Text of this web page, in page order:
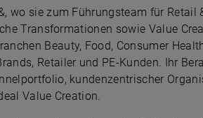
wo sie zum Führungsteam für Retail
Transformationen sowie Value
Beauty, Food, Consumer
Retailer und PE-Kunden. Ihr
kundenzentrischer
Value Creation.